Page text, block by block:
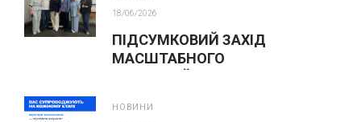
18/06/2026
ПІДСУМКОВИЙ ЗАХІД
МАСШТАБНОГО
НОВИНИ